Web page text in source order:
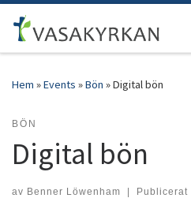
Hoppa till innehåll
Hem »Events »Bön »Digital bön
BÖN
Digital bön
av Benner Löwenham | Publicerat